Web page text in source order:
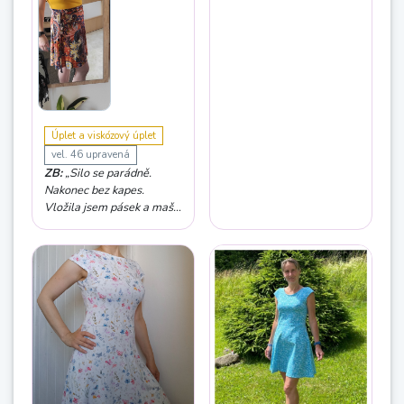
Úplet a viskózový úplet
vel. 46 upravená
ZB:„Silo se parádně.
Nakonec bez kapes.
Vložila jsem pásek a mašli.
Výstřih zvolený na
maximum plus další
úpravy.“